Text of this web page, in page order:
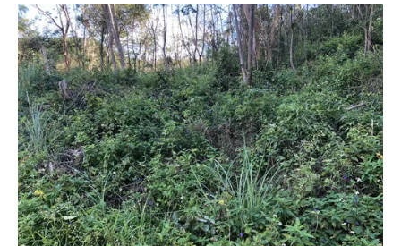
提高離岸風機與最近建物距離環保署分短、中、長期改革
環評制度，今（7日）先啟動相關子法修正，預告修正
「開發行為應實施環境影響評估細目及範圍認定標準」，
包括加嚴離岸風機與最近建築物應實施環評距離、放寬緊
急海淡廠及纜車等環評規範，並新增位於水庫集水區應實
施環評等規定。為減少離岸風機運轉噪音干擾陸上居民，
環署過去規定，只要任一風機基座中心與最近建築物距離
250公尺就需環評，不過環署表示，考量到距離超過250公
尺還是可能對周邊居民帶來噪音、眩影等影響，此次加嚴
到距離500公尺內就需環評。而因應氣候變遷，枯